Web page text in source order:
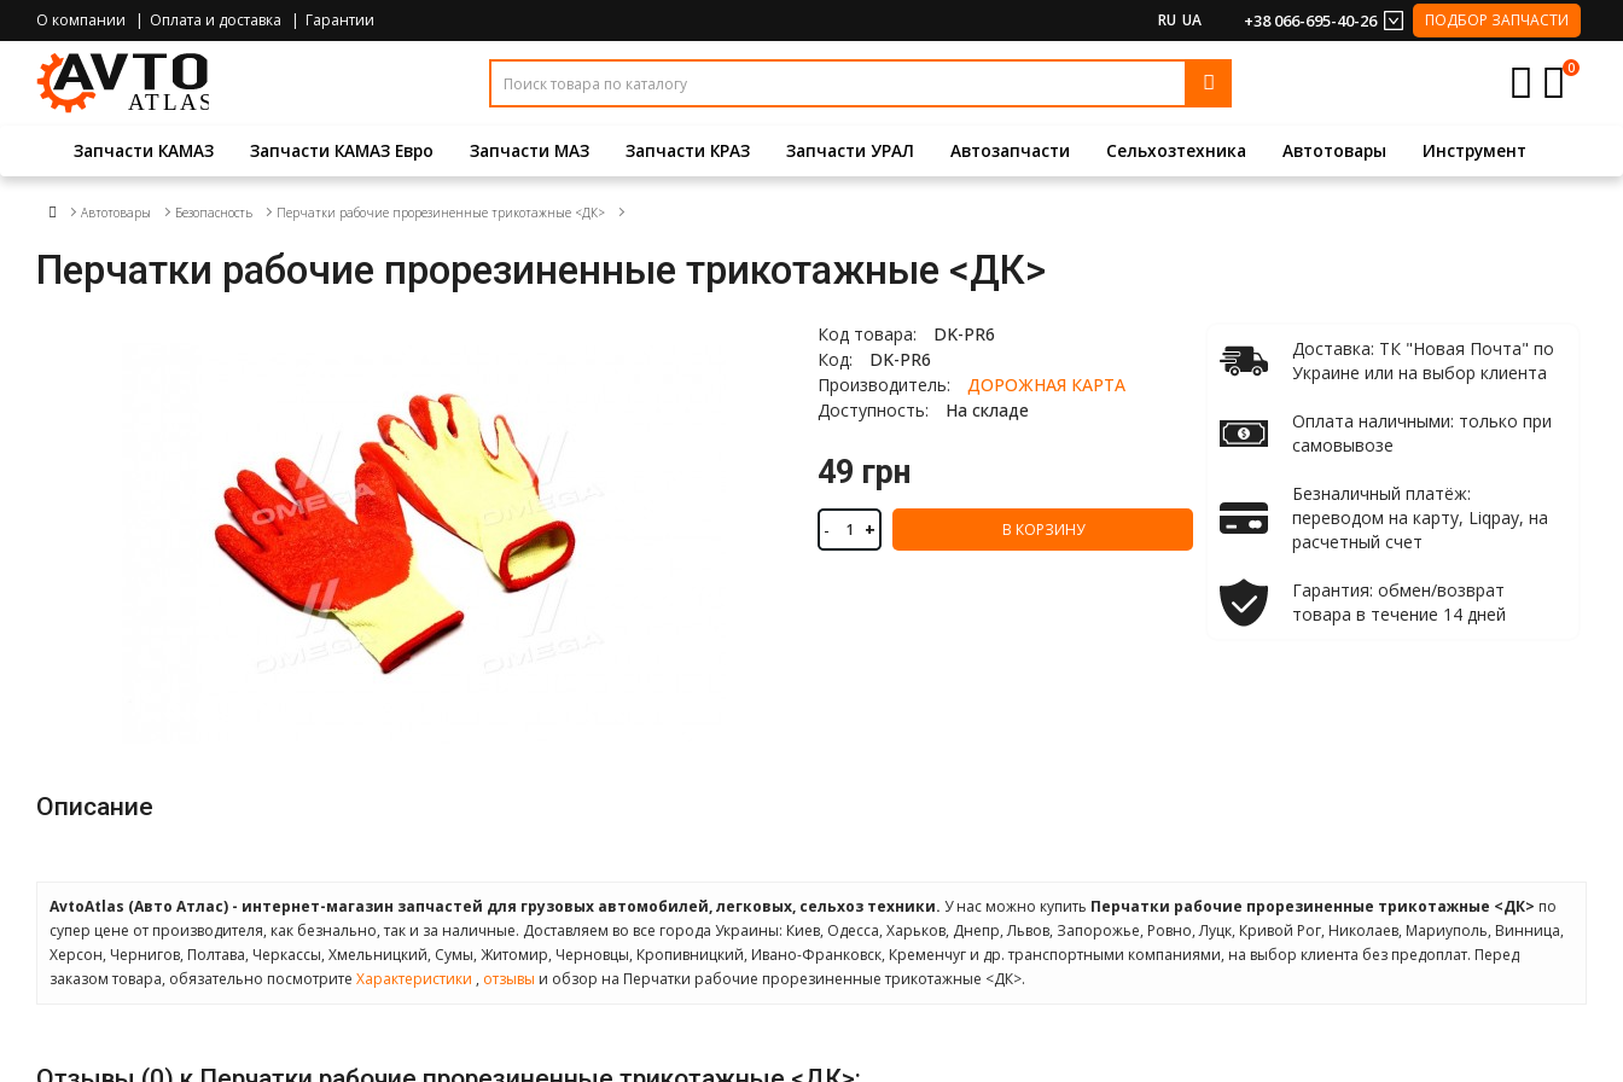
О компании Оплата и доставка Гарантии RU UA +38 066-695-40-26 ПОДБОР ЗАПЧАСТИ
0
Запчасти КАМАЗ Запчасти КАМАЗ Евро Запчасти МАЗ Запчасти КРАЗ Запчасти УРАЛ Автозапчасти Сельхозтехника Автотовары Инструмент
Автотовары Безопасность Перчатки рабочие прорезиненные трикотажные <ДК>
Перчатки рабочие прорезиненные трикотажные <ДК>
Код товара:
DK-PR6
Код:
DK-PR6
Производитель:
ДОРОЖНАЯ КАРТА
Доступность:
На складе
49 грн
- + В КОРЗИНУ
Доставка: ТК "Новая Почта" по
Украине или на выбор клиента
Оплата наличными: только при
самовывозе
Безналичный платёж:
переводом на карту, Liqpay, на
расчетный счет
Гарантия: обмен/возврат
товара в течение 14 дней
Описание
AvtoAtlas (Авто Атлас) - интернет-магазин запчастей для грузовых автомобилей, легковых, сельхоз техники. У нас можно купить Перчатки рабочие прорезиненные трикотажные <ДК> по
супер цене от производителя, как безнально, так и за наличные. Доставляем во все города Украины: Киев, Одесса, Харьков, Днепр, Львов, Запорожье, Ровно, Луцк, Кривой Рог, Николаев, Мариуполь, Винница,
Херсон, Чернигов, Полтава, Черкассы, Хмельницкий, Сумы, Житомир, Черновцы, Кропивницкий, Ивано-Франковск, Кременчуг и др. транспортными компаниями, на выбор клиента без предоплат. Перед
заказом товара, обязательно посмотрите Характеристики , отзывы и обзор на Перчатки рабочие прорезиненные трикотажные <ДК>.